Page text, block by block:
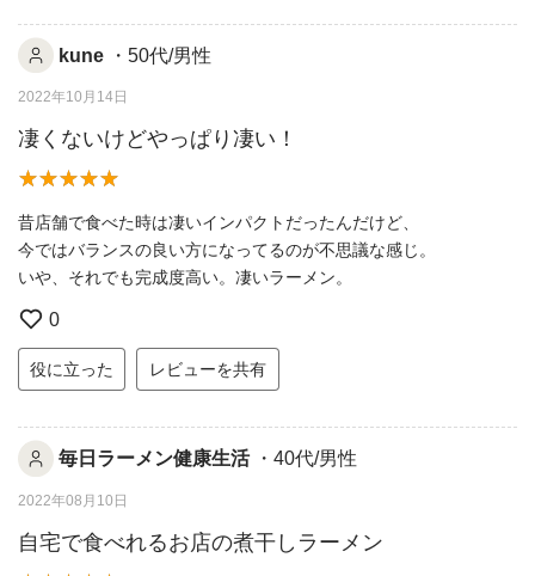
kune ・50代/男性
2022年10月14日
凄くないけどやっぱり凄い！
昔店舗で食べた時は凄いインパクトだったんだけど、
今ではバランスの良い方になってるのが不思議な感じ。
いや、それでも完成度高い。凄いラーメン。
0
役に立った レビューを共有
毎日ラーメン健康生活 ・40代/男性
2022年08月10日
自宅で食べれるお店の煮干しラーメン